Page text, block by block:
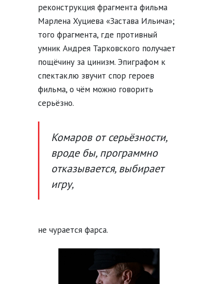
реконструкция фрагмента фильма
Марлена Хуциева «Застава Ильича»;
того фрагмента, где противный
умник Андрея Тарковского получает
пощёчину за цинизм. Эпиграфом к
спектаклю звучит спор героев
фильма, о чём можно говорить
серьёзно.
Комаров от серьёзности,
вроде бы, программно
отказывается, выбирает
игру,
не чурается фарса.